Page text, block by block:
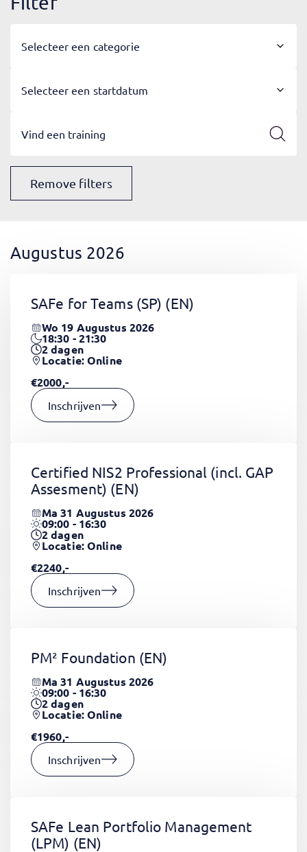
Selecteer een categorie
Selecteer een startdatum
Remove filters
Augustus 2026
SAFe for Teams (SP) (EN)
Wo 19 Augustus 2026
18:30 - 21:30
2dagen
Locatie: Online
€2000,-
Inschrijven
Certified NIS2 Professional (incl. GAP
Assesment) (EN)
Ma 31 Augustus 2026
09:00 - 16:30
2dagen
Locatie: Online
€2240,-
Inschrijven
PM² Foundation (EN)
Ma 31 Augustus 2026
09:00 - 16:30
2dagen
Locatie: Online
€1960,-
Inschrijven
SAFe Lean Portfolio Management
(LPM) (EN)